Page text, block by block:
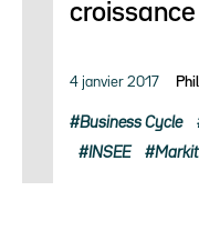
croissance
4 janvier 2017
Business Cycle
INSEE Markit